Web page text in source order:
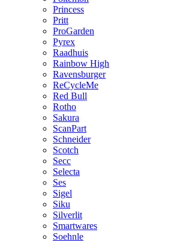
Princess
Pritt
ProGarden
Pyrex
Raadhuis
Rainbow High
Ravensburger
ReCycleMe
Red Bull
Rotho
Sakura
ScanPart
Schneider
Scotch
Secc
Selecta
Ses
Sigel
Siku
Silverlit
Smartwares
Soehnle